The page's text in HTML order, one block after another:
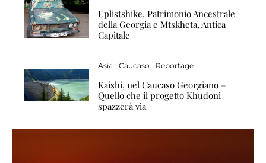
Uplistshike, Patrimonio Ancestrale
della Georgia e Mtskheta, Antica
Capitale
Asia Caucaso Reportage
Kaishi, nel Caucaso Georgiano –
Quello che il progetto Khudoni
spazzerà via